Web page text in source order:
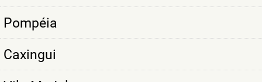
Pompéia
Caxingui